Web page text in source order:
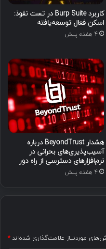
کاربرد Burp Suite در تست نفوذ:
اسکن فعال توسعه‌یافته
4 هفته پیش
هشدار BeyondTrust درباره
آسیب‌پذیری‌های بحرانی در
نرم‌افزارهای دسترسی از راه دور
4 هفته پیش
موردنیاز علامت‌گذاری شده‌اند*